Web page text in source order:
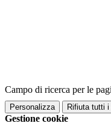
Campo di ricerca per le
Personalizza Rifiuta tutti i
Gestione cookie